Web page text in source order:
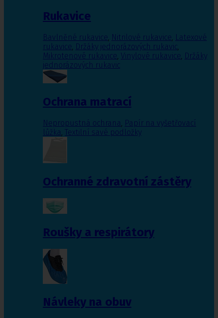
Rukavice
Bavlněné rukavice, Nitrilové rukavice, Latexové
rukavice, Držáky jednorázových rukavic,
Mikrotenové rukavice, Vinylové rukavice, Držáky
jednorázových rukavic
Ochrana matrací
Nepropustná ochrana, Papír na vyšetřovací
lůžka, Textilní savé podložky
Ochranné zdravotní zástěry
Roušky a respirátory
Návleky na obuv